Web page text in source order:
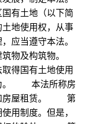
有土地（以下简
地使用权，从事
应当遵守本法。
物及构筑物。
得国有土地使用
为。 本法所称房
和房屋租赁。 第
用制度。但是，